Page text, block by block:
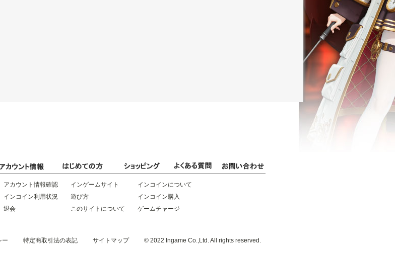
アカウント情報確認
インコイン利用状況
退会
インゲームサイト
遊び方
このサイトについて
インコインについて
インコイン購入
ゲームチャージ
ー 特定商取引法の表記 サイトマップ © 2022 Ingame Co.,Ltd. All rights reserved.